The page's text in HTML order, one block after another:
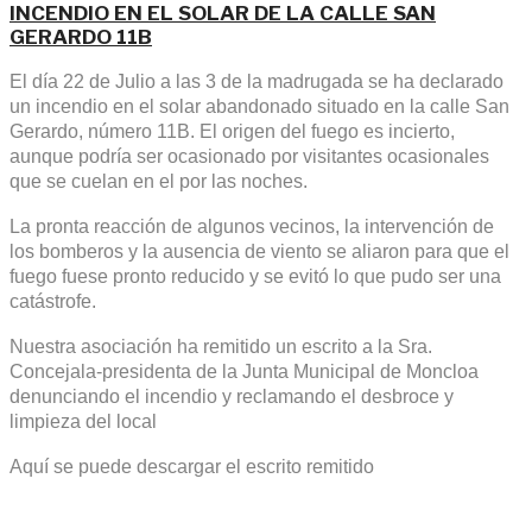
INCENDIO EN EL SOLAR DE LA CALLE SAN
GERARDO 11B
El día 22 de Julio a las 3 de la madrugada se ha declarado
un incendio en el solar abandonado situado en la calle San
Gerardo, número 11B. El origen del fuego es incierto,
aunque podría ser ocasionado por visitantes ocasionales
que se cuelan en el por las noches.
La pronta reacción de algunos vecinos, la intervención de
los bomberos y la ausencia de viento se aliaron para que el
fuego fuese pronto reducido y se evitó lo que pudo ser una
catástrofe.
Nuestra asociación ha remitido un escrito a la Sra.
Concejala-presidenta de la Junta Municipal de Moncloa
denunciando el incendio y reclamando el desbroce y
limpieza del local
Aquí se puede descargar el escrito remitido